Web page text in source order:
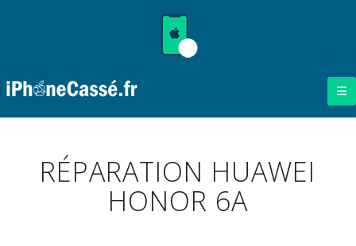
RÉPARATION HUAWEI
HONOR 6A